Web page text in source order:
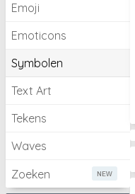
Emoji
Emoticons
Symbolen
Text Art
Tekens
Waves
Zoeken